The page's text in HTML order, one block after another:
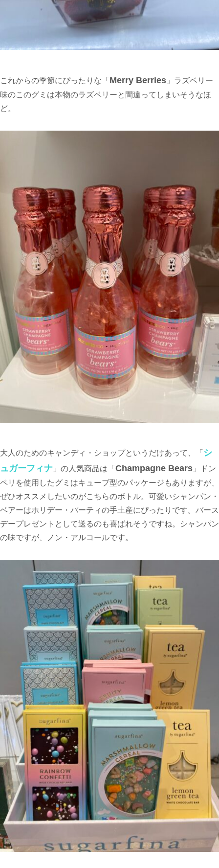
これからの季節にぴったりな「 Merry Berries 」ラズベリー
味のこのグミは本物のラズベリーと間違ってしまいそうなほ
ど。
大人のためのキャンディ・ショップというだけあって、「 シ
ュガーフィナ 」の人気商品は「 Champagne Bears 」ドン
ペリを使用したグミはキューブ型のパッケージもありますが、
ぜひオススメしたいのがこちらのボトル。可愛いシャンパン・
ベアーはホリデー・パーティの手土産にぴったりです。バース
デープレゼントとして送るのも喜ばれそうですね。シャンパン
の味ですが、ノン・アルコールです。